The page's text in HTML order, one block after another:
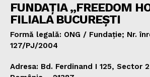
FUNDAȚIA „FREEDOM
FILIALA BUCUREȘTI
Formă legală: ONG / Fundație; Nr.
127/PJ/2004
Adresa: Bd. Ferdinand I 125, Sector